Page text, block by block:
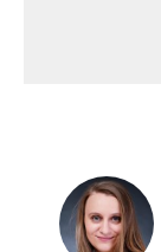
Unsere Favoriten